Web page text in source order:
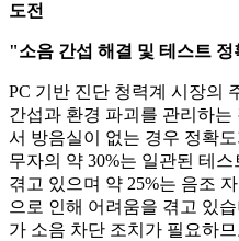
도전
"소음 간섭 해결 및 테스트 정
PC 기반 진단 청력계 시장의
간섭과 환경 파괴를 관리하는
서 방음실이 없는 경우 정확
무자의 약 30%는 일관된 테
겪고 있으며 약 25%는 음조
으로 인해 어려움을 겪고 있
가 소음 차단 조치가 필요하